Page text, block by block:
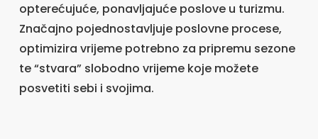
opterećujuće, ponavljajuće poslove u turizmu.
Značajno pojednostavljuje poslovne procese,
optimizira vrijeme potrebno za pripremu sezone
te “stvara” slobodno vrijeme koje možete
posvetiti sebi i svojima.